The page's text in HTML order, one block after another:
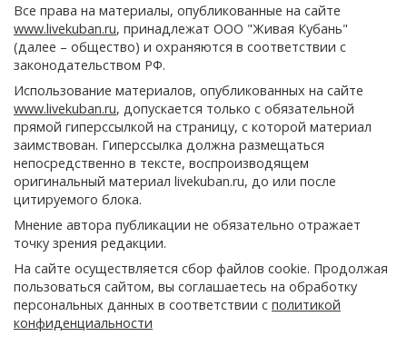
Все права на материалы, опубликованные на сайте
www.livekuban.ru, принадлежат ООО "Живая Кубань"
(далее – общество) и охраняются в соответствии с
законодательством РФ.
Использование материалов, опубликованных на сайте
www.livekuban.ru, допускается только с обязательной
прямой гиперссылкой на страницу, с которой материал
заимствован. Гиперссылка должна размещаться
непосредственно в тексте, воспроизводящем
оригинальный материал livekuban.ru, до или после
цитируемого блока.
Мнение автора публикации не обязательно отражает
точку зрения редакции.
На сайте осуществляется сбор файлов cookie. Продолжая
пользоваться сайтом, вы соглашаетесь на обработку
персональных данных в соответствии с политикой
конфиденциальности